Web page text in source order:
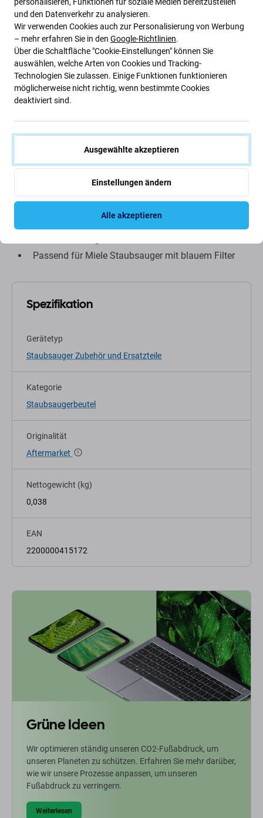
Beschreibung und Spezifikation
Abfallbeutel für Miele S 400, S 600, S
800, S 2000, S 5000, S 8000,
Ersatz-Staubbeutel für Miele Staubsauger
Kompatibilität mit Modellversionen: S 400, S 600, S
800, S 2000, S 5000, S 8000, Complete C2, Complete
Passend für Miele Staubsauger mit blauem Filter
Spezifikation
Gerätetyp
Staubsauger Zubehör und Ersatzteile
Kategorie
Staubsaugerbeutel
Originalität
Aftermarket
Nettogewicht (kg)
0,038
EAN
2200000415172
Grüne Ideen
Wir optimieren ständig unseren CO2-Fußabdruck, um
unseren Planeten zu schützen. Erfahren Sie mehr darüber,
wie wir unsere Prozesse anpassen, um unseren
Fußabdruck zu verringern.
Weiterlesen
und den Datenverkehr zu analysieren.
Wir verwenden Cookies auch zur Personalisierung von Werbung
– mehr erfahren Sie in den Google-Richtlinien.
Über die Schaltfläche "Cookie-Einstellungen" können Sie
auswählen, welche Arten von Cookies und Tracking-
Technologien Sie zulassen. Einige Funktionen funktionieren
möglicherweise nicht richtig, wenn bestimmte Cookies
deaktiviert sind.
Ausgewählte akzeptieren
Einstellungen ändern
Alle akzeptieren